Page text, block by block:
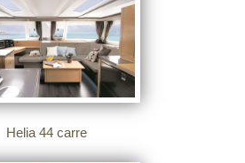
Helia 44 carre